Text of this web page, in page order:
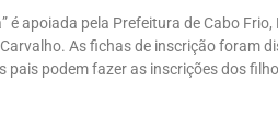
é apoiada pela Prefeitura de Cabo
As fichas de inscrição foram
pais podem fazer as inscrições dos